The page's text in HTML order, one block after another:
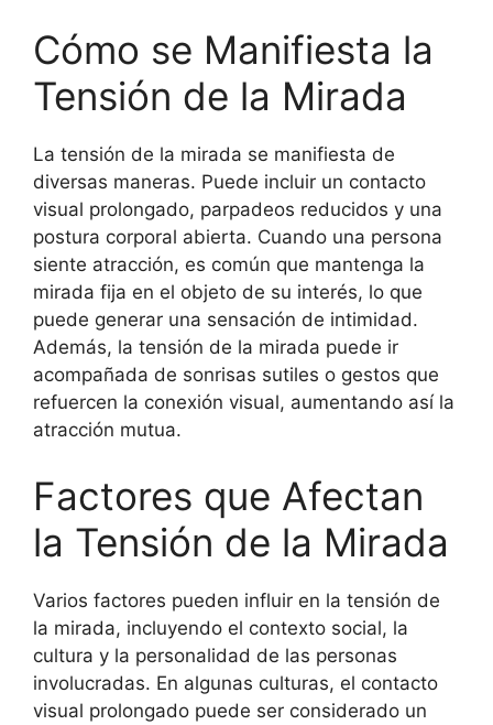
Cómo se Manifiesta la
Tensión de la Mirada
La tensión de la mirada se manifiesta de
diversas maneras. Puede incluir un contacto
visual prolongado, parpadeos reducidos y una
postura corporal abierta. Cuando una persona
siente atracción, es común que mantenga la
mirada fija en el objeto de su interés, lo que
puede generar una sensación de intimidad.
Además, la tensión de la mirada puede ir
acompañada de sonrisas sutiles o gestos que
refuercen la conexión visual, aumentando así la
atracción mutua.
Factores que Afectan
la Tensión de la Mirada
Varios factores pueden influir en la tensión de
la mirada, incluyendo el contexto social, la
cultura y la personalidad de las personas
involucradas. En algunas culturas, el contacto
visual prolongado puede ser considerado un